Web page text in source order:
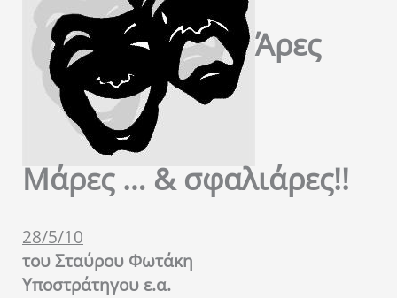
Άρες
Μάρες … & σφαλιάρες!!
28/5/10
του Σταύρου Φωτάκη
Υποστράτηγου ε.α.